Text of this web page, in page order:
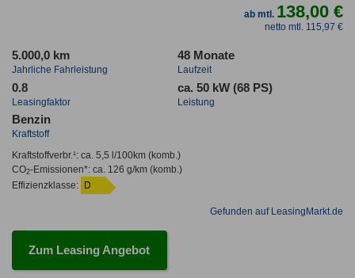
ab mtl. 138,00 €
netto mtl. 115,97 €
5.000,0 km
Jahrliche Fahrleistung
48 Monate
Laufzeit
0.8
Leasingfaktor
ca. 50 kW (68 PS)
Leistung
Benzin
Kraftstoff
Kraftstoffverbr.¹: ca. 5,5 l/100km(komb.)
CO2-Emissionen*: ca. 126 g/km(komb.)
Effizienzklasse: D
Gefunden auf LeasingMarkt.de
Zum Leasing Angebot